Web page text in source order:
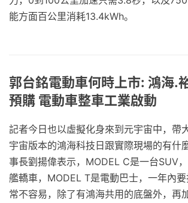
能方面百公里消耗13.4kWh。
郭台銘電動車何時上市: 鴻海.
預購 電動車整車工業啟動
記者今日也以虛擬化身來到元宇宙中，帶
宇宙版本的鴻海科技日跟實際現場的有什
事長劉揚偉表示，MODEL C是一台SUV
艦轎車，MODEL T是電動巴士，一年內
常不容易，除了有鴻海共用的底盤外，再